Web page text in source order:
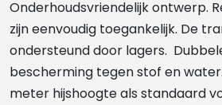
Onderhoudsvriendelijk ontwerp.
zijn eenvoudig toegankelijk. De
ondersteund door lagers.
bescherming tegen stof en water.
meter hijshoogte als standaard